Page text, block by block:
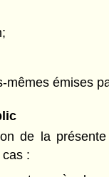
mêmes émises
de la
: